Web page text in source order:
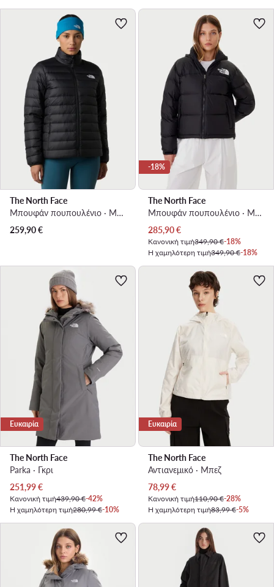
The North Face
Μπουφάν πουπουλένιο · Μαύρο
259,90€
-18%
The North Face
Μπουφάν πουπουλένιο · Μαύρο
Τρέχουσα τιμή
285,90€
Κανονική τιμή349,90 €-18%
Η χαμηλότερη τιμή349,90 €-18%
Ευκαιρία
The North Face
Parka · Γκρι
Τρέχουσα τιμή
251,99€
Κανονική τιμή439,90 €-42%
Η χαμηλότερη τιμή280,99 €-10%
Ευκαιρία
The North Face
Αντιανεμικό · Μπεζ
Τρέχουσα τιμή
78,99€
Κανονική τιμή110,90 €-28%
Η χαμηλότερη τιμή83,99 €-5%